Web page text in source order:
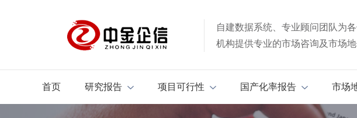
自建数据系统、专业顾问团队为各
机构提供专业的市场咨询及市场
首页 研究报告 项目可行性 国产化率报告 市场